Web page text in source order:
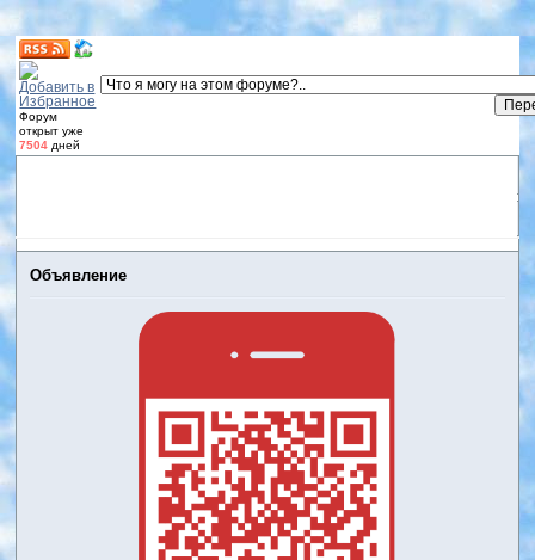
Форум
открыт уже
7504 дней
Объявление